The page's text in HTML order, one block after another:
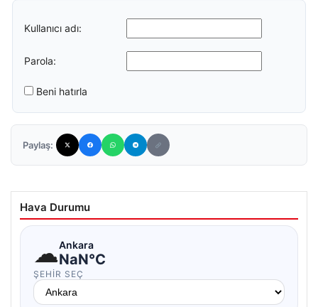
Kullanıcı adı:
Parola:
Beni hatırla
Paylaş:
Hava Durumu
☁Ankara
NaN°C
ŞEHIR SEÇ